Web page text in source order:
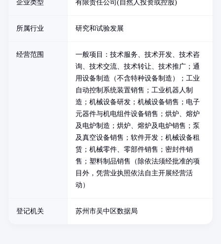
企业类型 有限责任公司(自然人投资或控股)
所属行业 研究和试验发展
经营范围
一般项目：技术服务、技术开发、技术咨
询、技术交流、技术转让、技术推广；通
用设备制造（不含特种设备制造）；工业
自动控制系统装置销售；工业机器人制
造；机械设备研发；机械设备销售；电子
元器件与机电组件设备销售；烘炉、熔炉
及电炉制造；烘炉、熔炉及电炉销售；泵
及真空设备销售；软件开发；机械设备租
赁；机械零件、零部件销售；密封件销
售；塑料制品销售（除依法须经批准的项
目外，凭营业执照依法自主开展经营活
动）
登记机关 苏州市吴中区数据局